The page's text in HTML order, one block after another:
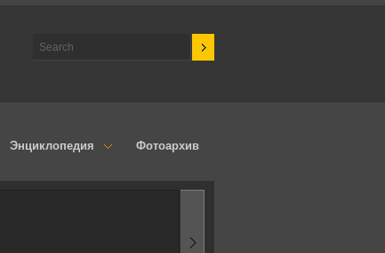
Энциклопедия Фотоархив